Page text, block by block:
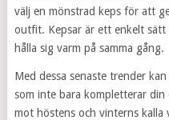
välj en mönstrad keps för att
outfit. Kepsar är ett enkelt
hålla sig varm på samma gång.
Med dessa senaste trender
som inte bara kompletterar
mot höstens och vinterns